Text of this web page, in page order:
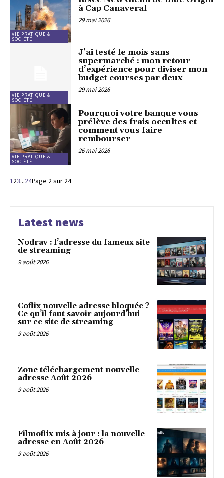
VIE PRATIQUE &
SOCIÉTÉ
à Cap Canaveral
29 mai 2026
VIE PRATIQUE &
SOCIÉTÉ
J’ai testé le mois sans
supermarché : mon retour
d’expérience pour diviser mon
budget courses par deux
29 mai 2026
VIE PRATIQUE &
SOCIÉTÉ
Pourquoi votre banque vous
prélève des frais occultes et
comment vous faire
rembourser
26 mai 2026
123...24Page 2 sur 24
Latest news
Nodrav : l’adresse du fameux site
de streaming
9 août 2026
Coflix nouvelle adresse bloquée ?
Ce qu’il faut savoir aujourd’hui
sur ce site de streaming
9 août 2026
Zone téléchargement nouvelle
adresse Août 2026
9 août 2026
Filmoflix mis à jour : la nouvelle
adresse en Août 2026
9 août 2026